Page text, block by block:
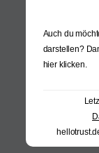
Auch du
darstellen?
hier klicken